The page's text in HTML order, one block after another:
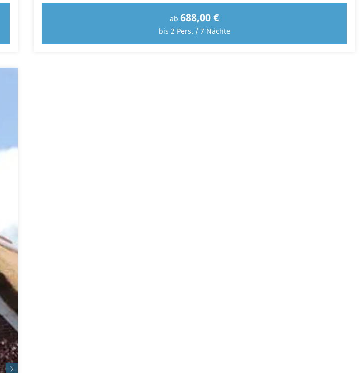
ab 688,00 €
bis 2 Pers. / 7 Nächte